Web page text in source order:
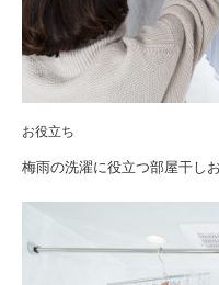
お役立ち
梅雨の洗濯に役立つ部屋干し